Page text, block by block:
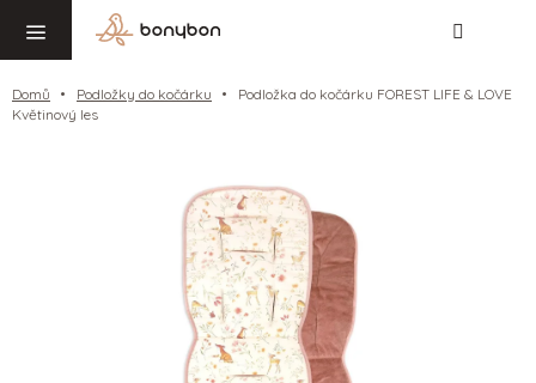
obsah
Domů Podložky do kočárku
Podložka do kočárku FOREST LIFE & LOVE
Květinový les